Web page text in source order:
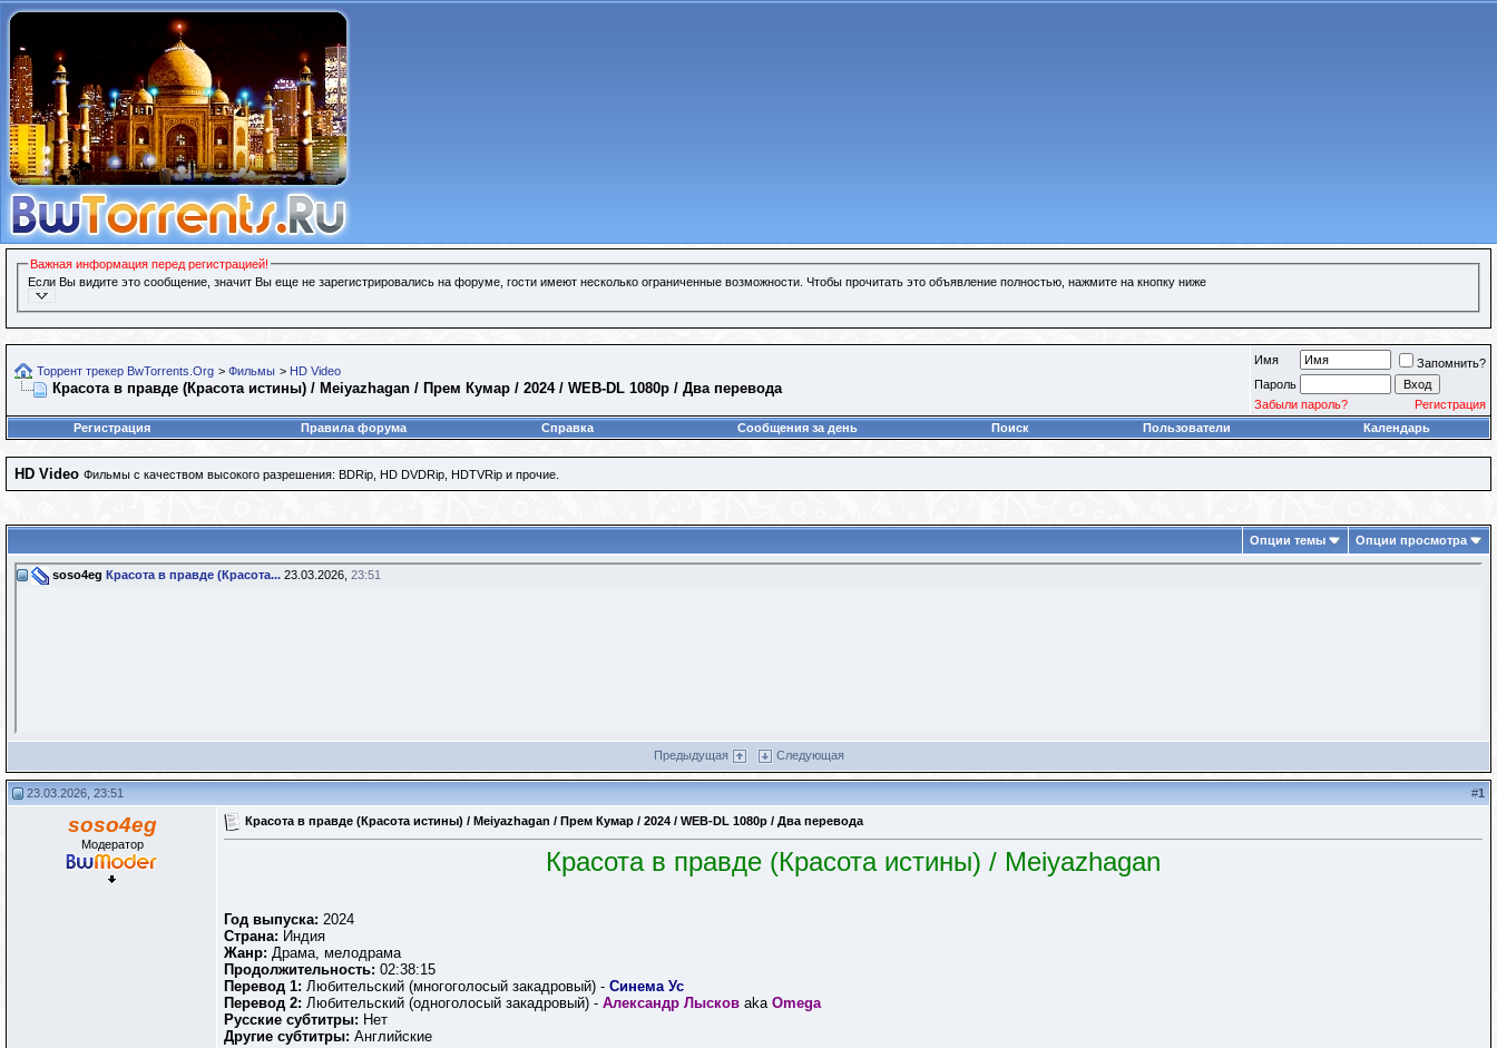
Важная информация перед регистрацией!
Если Вы видите это сообщение, значит Вы еще не зарегистрировались на форуме, гости имеют несколько ограниченные возможности. Чтобы прочитать это объявление полностью, нажмите на кнопку ниже
Торрент трекер BwTorrents.Org > Фильмы > HD Video
Красота в правде (Красота истины) / Meiyazhagan / Прем Кумар / 2024 / WEB-DL 1080p / Два перевода
Имя
Запомнить?
Пароль
Забыли пароль?
Регистрация
Регистрация
Правила форума Справка Сообщения за день Поиск Пользователи Календарь
HD Video Фильмы с качеством высокого разрешения: BDRip, HD DVDRip, HDTVRip и прочие.
Опции темы Опции просмотра
soso4eg Красота в правде (Красота... 23.03.2026, 23:51
Предыдущая Следующая
23.03.2026, 23:51 #1
soso4eg
Модератор
Красота в правде (Красота истины) / Meiyazhagan / Прем Кумар / 2024 / WEB-DL 1080p / Два перевода
Красота в правде (Красота истины) / Meiyazhagan
Год выпуска: 2024
Страна: Индия
Жанр: Драма, мелодрама
Продолжительность: 02:38:15
Перевод 1: Любительский (многоголосый закадровый) - Синема Ус
Перевод 2: Любительский (одноголосый закадровый) - Александр Лысков akaOmega
Русские субтитры: Нет
Другие субтитры: Английские